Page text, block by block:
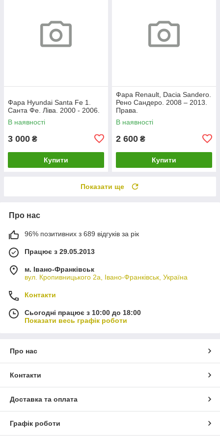
Фара Hyundai Santa Fe 1.
Санта Фе. Ліва. 2000 - 2006.
В наявності
3 000 ₴
Купити
Фара Renault, Dacia Sandero.
Рено Сандеро. 2008 – 2013.
Права.
В наявності
2 600 ₴
Купити
Показати ще
Про нас
96% позитивних з 689 відгуків за рік
Працює з 29.05.2013
м. Івано-Франківськ
вул. Кропивницького 2а, Івано-Франківськ, Україна
Контакти
Сьогодні працює з 10:00 до 18:00
Показати весь графік роботи
Про нас
Контакти
Доставка та оплата
Графік роботи